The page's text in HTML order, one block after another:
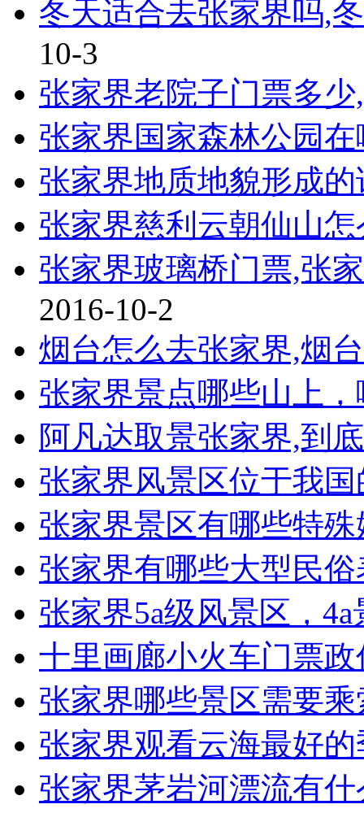
冬天适合去张家界吗,
10-3
张家界老院子门票多
张家界国家森林公园
张家界地质地貌形成
张家界慈利云朝仙山
张家界玻璃桥门票,张
2016-10-2
烟台怎么去张家界,烟
张家界景点哪些山上
阿凡达取景张家界,到
张家界风景区位于我
张家界景区有哪些特
张家界有哪些大型民
张家界5a级风景区，
十里画廊小火车门票
张家界哪些景区需要
张家界观看云海最好
张家界茅岩河漂流有